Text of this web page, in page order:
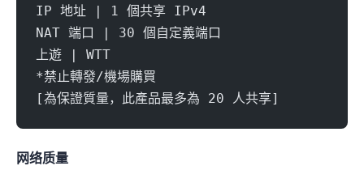
IP 地址 | 1 個共享 IPv4
NAT 端口 | 30 個自定義端口
上遊 | WTT
*禁止轉發/機場購買
[為保證質量，此產品最多為 20 人共享]
网络质量